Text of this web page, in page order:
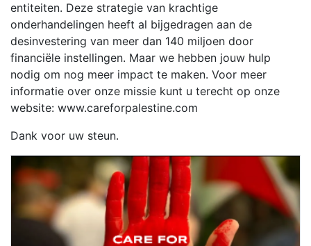
entiteiten. Deze strategie van krachtige
onderhandelingen heeft al bijgedragen aan de
desinvestering van meer dan 140 miljoen door
financiële instellingen. Maar we hebben jouw hulp
nodig om nog meer impact te maken. Voor meer
informatie over onze missie kunt u terecht op onze
website: www.careforpalestine.com
Dank voor uw steun.